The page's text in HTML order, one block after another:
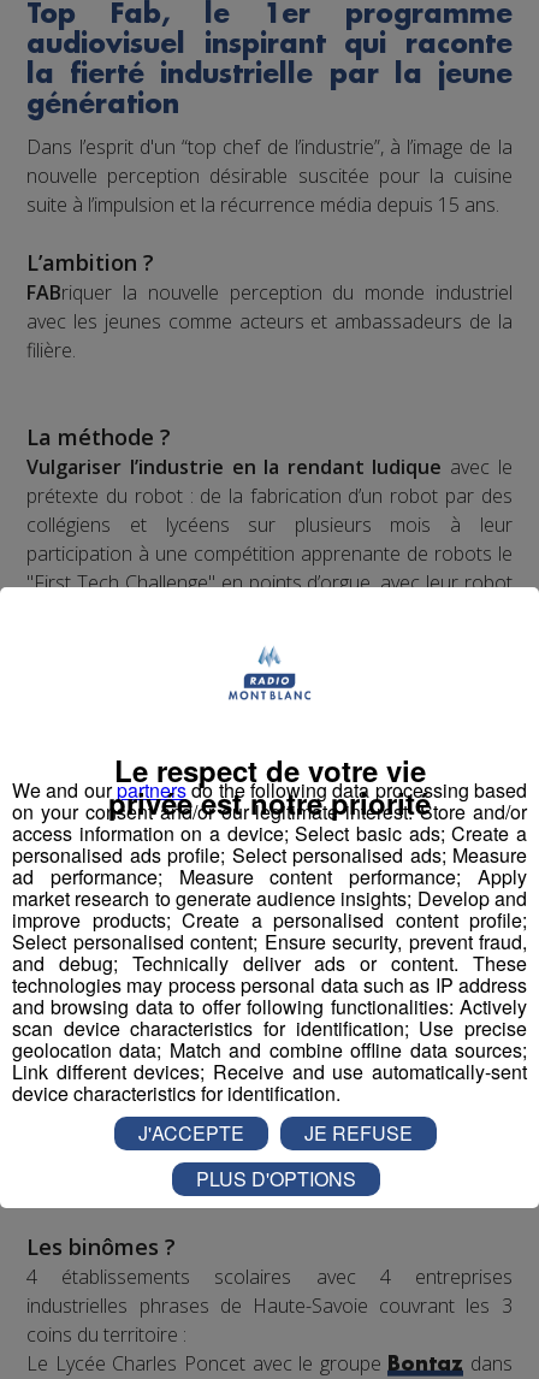
Top Fab, le 1er programme
audiovisuel inspirant qui raconte
la fierté industrielle par la jeune
génération
Dans l’esprit d'un “top chef de l’industrie”, à l’image de la
nouvelle perception désirable suscitée pour la cuisine
suite à l’impulsion et la récurrence média depuis 15 ans.
L’ambition ?
FABriquer la nouvelle perception du monde industriel
avec les jeunes comme acteurs et ambassadeurs de la
filière.
La méthode ?
Vulgariser l’industrie en la rendant ludique avec le
prétexte du robot : de la fabrication d’un robot par des
collégiens et lycéens sur plusieurs mois à leur
participation à une compétition apprenante de robots le
"First Tech Challenge" en points d’orgue, avec leur robot
Les jeunes des établissements scolaires doivent
fabriquer un robot à partir d'un kit de pièces détachées
"Robotique First France". Dans le cadre de TOP FAB, le
Groupe Mont Blanc Médias fait appel à4
établissements scolaires volontairesparticipant au
challenge en les associant à4 entreprises
industriellesd’envergure sur le territoire pour former
des binômes.
Pour mener à bien leur projet et tenter de
remporterla compétition nationale à Lyon le 22 mars,
ils pourront compter surle coaching de
l’association,et reconnue par la French Fab ; mais
égalementl’accompagnement de leurs entreprises
binômes,présentes en école et en accueillant les
classes pour visites, conseils et fabrication de pièces
nécessaires pour rendre le robot le plus performant
possible en vue de la compétition.
Les binômes ?
4 établissements scolaires avec 4 entreprises
industrielles phrases de Haute-Savoie couvrant les 3
coins du territoire :
Le Lycée Charles Poncet avec le groupe Bontaz dans
We and ourpartnersdo the following data processing based
on your consent and/or our legitimate interest: Store and/or
access information on a device; Select basic ads; Create a
personalised ads profile; Select personalised ads; Measure
ad performance; Measure content performance; Apply
market research to generate audience insights; Develop and
improve products; Create a personalised content profile;
Select personalised content; Ensure security, prevent fraud,
and debug; Technically deliver ads or content. These
technologies may process personal data such as IP address
and browsing data to offer following functionalities: Actively
scan device characteristics for identification; Use precise
geolocation data; Match and combine offline data sources;
Link different devices; Receive and use automatically-sent
device characteristics for identification.
Le respect de votre vie
privée est notre priorité
J'ACCEPTE
JE REFUSE
PLUS D'OPTIONS